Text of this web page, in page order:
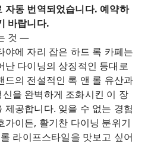
자동 번역되었습니다. 예약하
바랍니다.
것 —
야에 자리 잡은 하드 록 카페는
난 다이닝의 상징적인 등대로
드의 전설적인 록 앤 롤 유산과
을 완벽하게 조화시킨 이 장
제공합니다. 잊을 수 없는 경험
가이든, 활기찬 다이닝 분위기
라이프스타일을 맛보고 싶어